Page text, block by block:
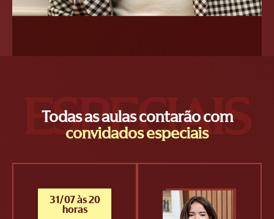
ESPECIAIS
Todas as aulas contarão com
convidados especiais
31/07 às 20
horas